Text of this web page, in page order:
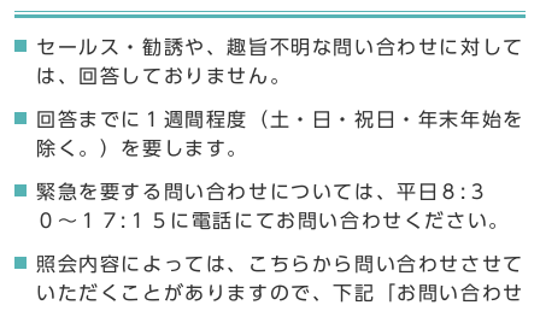
セールス・勧誘や、趣旨不明な問い合わせに対して
は、回答しておりません。
回答までに１週間程度（土・日・祝日・年末年始を
除く。）を要します。
緊急を要する問い合わせについては、平日８:３
０〜１７:１５に電話にてお問い合わせください。
照会内容によっては、こちらから問い合わせさせて
いただくことがありますので、下記「お問い合わせ